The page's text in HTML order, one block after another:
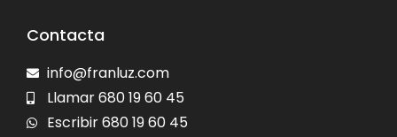
Contacta
info@franluz.com
Llamar 680 19 60 45
Escribir 680 19 60 45